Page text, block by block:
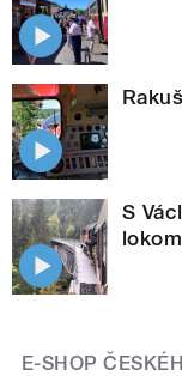
S
E-SHOP